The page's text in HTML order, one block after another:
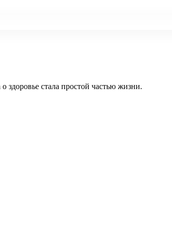
здоровье стала простой частью жизни.